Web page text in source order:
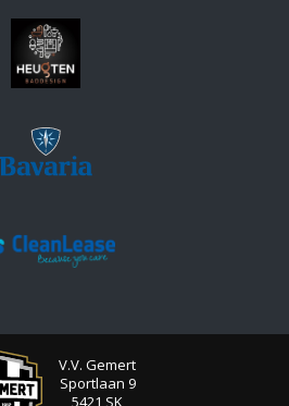
V.V. Gemert
Sportlaan 9
5421 SK